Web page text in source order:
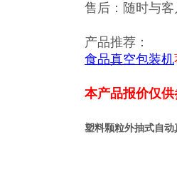
售后：随时与
产品推荐：
食品真空包装机
本产品报价仅
塑料颗粒外抽式自